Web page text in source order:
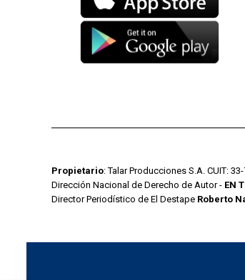
Propietario: Talar Producciones S.A. CUIT:
Dirección Nacional de Derecho de Autor - EN
Director Periodístico de El Destape Roberto